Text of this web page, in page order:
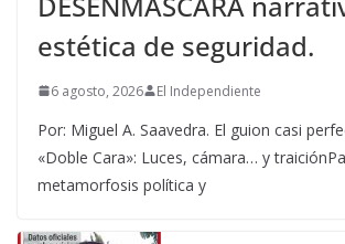
estética de seguridad.
6 agosto, 2026 El Independiente
Por: Miguel A. Saavedra. El guion casi
«Doble Cara»: Luces, cámara… y
metamorfosis política y